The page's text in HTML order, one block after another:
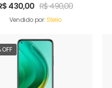
430,00 R$490,00
Vendido por:Stelio
OFF